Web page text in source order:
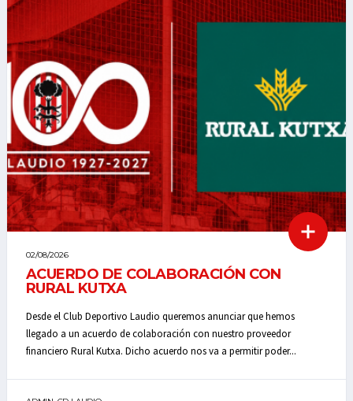
02/08/2026
ACUERDO DE COLABORACIÓN CON
RURAL KUTXA
Desde el Club Deportivo Laudio queremos anunciar que hemos
llegado a un acuerdo de colaboración con nuestro proveedor
financiero Rural Kutxa. Dicho acuerdo nos va a permitir poder...